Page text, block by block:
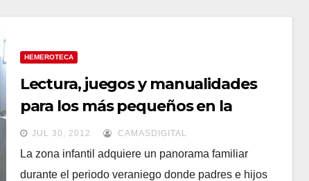
HEMEROTECA
Lectura, juegos y manualidades
para los más pequeños en la
Biblioteca Municipal de Camas
JUL 30, 2012 CAMASDIGITAL
La zona infantil adquiere un panorama familiar
durante el periodo veraniego donde padres e hijos